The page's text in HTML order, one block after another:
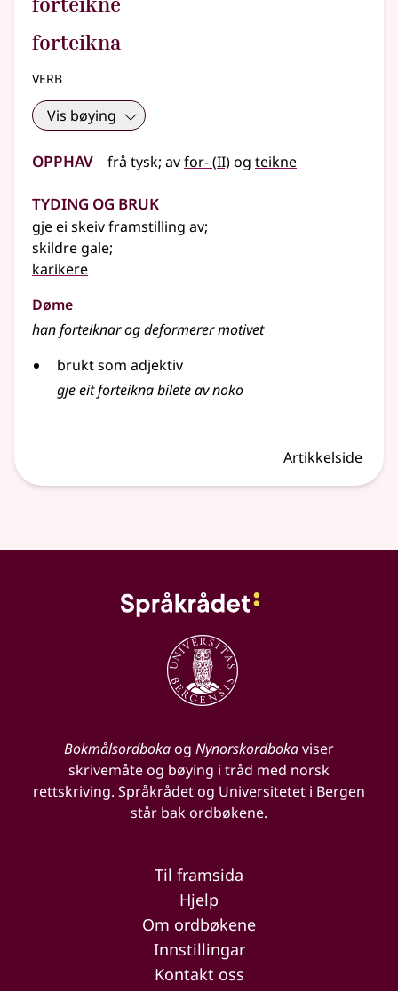
forteikna
verb
Vis bøying
Opphav frå tysk; avfor-(2
II)og teikne
Tyding og bruk
gje ei skeiv framstilling av;
skildre gale;
karikere
Døme
han forteiknar og deformerer motivet
brukt som adjektiv
gje eit forteikna bilete av noko
Artikkelside
Bokmålsordbokaog Nynorskordbokaviser
skrivemåte og bøying i tråd med norsk
rettskriving. Språkrådet og Universitetet i Bergen
står bak ordbøkene.
Til framsida
Hjelp
Om ordbøkene
Innstillingar
Kontakt oss